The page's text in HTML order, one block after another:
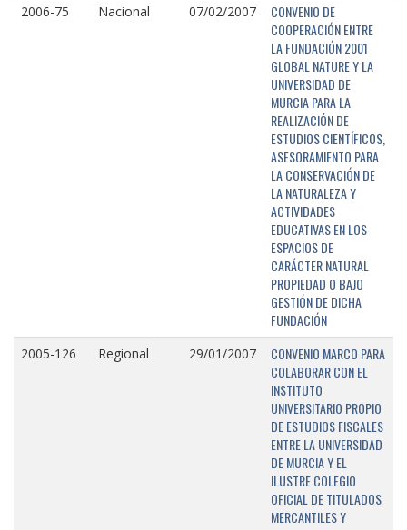
2006-75 Nacional 07/02/2007
CONVENIO DE
COOPERACIÓN ENTRE
LA FUNDACIÓN 2001
GLOBAL NATURE Y LA
UNIVERSIDAD DE
MURCIA PARA LA
REALIZACIÓN DE
ESTUDIOS CIENTÍFICOS,
ASESORAMIENTO PARA
LA CONSERVACIÓN DE
LA NATURALEZA Y
ACTIVIDADES
EDUCATIVAS EN LOS
ESPACIOS DE
CARÁCTER NATURAL
PROPIEDAD O BAJO
GESTIÓN DE DICHA
FUNDACIÓN
2005-126 Regional 29/01/2007
CONVENIO MARCO PARA
COLABORAR CON EL
INSTITUTO
UNIVERSITARIO PROPIO
DE ESTUDIOS FISCALES
ENTRE LA UNIVERSIDAD
DE MURCIA Y EL
ILUSTRE COLEGIO
OFICIAL DE TITULADOS
MERCANTILES Y